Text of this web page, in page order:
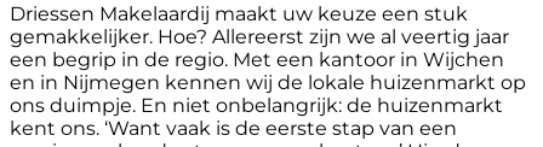
Driessen Makelaardij maakt uw keuze een stuk
gemakkelijker. Hoe? Allereerst zijn we al veertig jaar
een begrip in de regio. Met een kantoor in Wijchen
en in Nijmegen kennen wij de lokale huizenmarkt op
ons duimpje. En niet onbelangrijk: de huizenmarkt
kent ons. ‘Want vaak is de eerste stap van een